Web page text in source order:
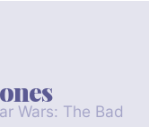
Wars: The Bad